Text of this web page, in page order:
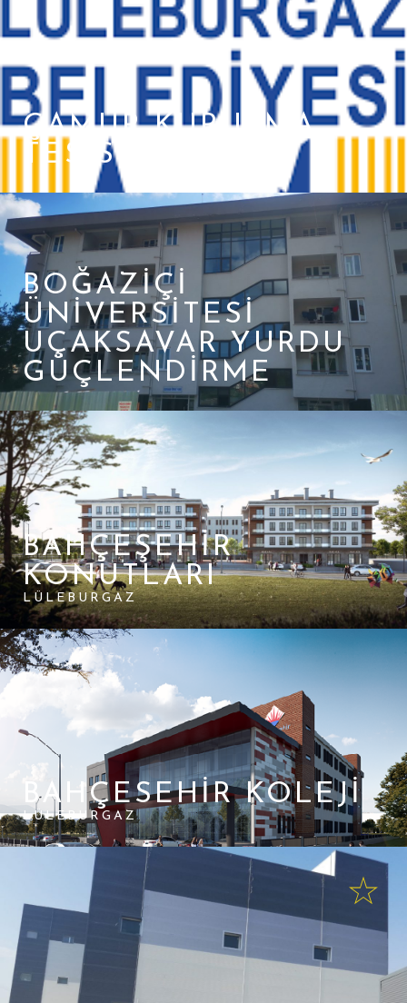
ÇAMUR KURUTMA
TESISI
BOĞAZIÇI
ÜNIVERSITESI
UÇAKSAVAR YURDU
GÜÇLENDIRME
BAHÇEŞEHIR
KONUTLARI
LÜLEBURGAZ
BAHÇESEHIR KOLEJI
LÜLEBURGAZ